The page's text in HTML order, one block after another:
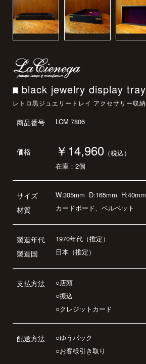
black jewelry display tray
レトロ黒ジュエリートレイ アクセサリー収納
商品番号 LCM 7806
価格 ￥14,960 （税込）
在庫：2個
サイズ
材質
W:305mm D:165mm H:40mm
カードボード、ベルベット
製造年代
製造国
1970年代（推定）
日本（推定）
支払方法
○店頭
○振込
○クレジットカード
配送方法
○ゆうパック
○お客様引き取り